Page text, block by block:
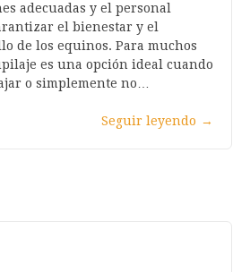
adecuadas y el personal
el bienestar y el
de los equinos. Para muchos
es una opción ideal cuando
o simplemente no…
Seguir leyendo →